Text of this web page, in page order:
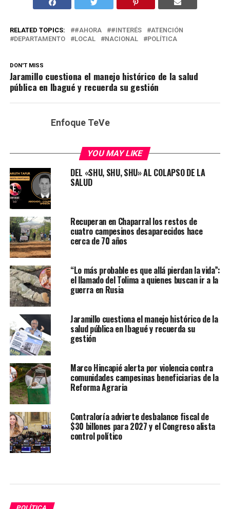
RELATED TOPICS: #AHORA #INTERÉS
ATENCIÓN
DEPARTAMENTO
LOCAL NACIONAL POLÍTICA
DON'T MISS
Jaramillo cuestiona el manejo histórico de la salud
pública en Ibagué y recuerda su gestión
Enfoque TeVe
YOU MAY LIKE
DEL «SHU, SHU, SHU» AL COLAPSO DE LA
SALUD
Recuperan en Chaparral los restos de
cuatro campesinos desaparecidos hace
cerca de 70 años
“Lo más probable es que allá pierdan la vida”:
el llamado del Tolima a quienes buscan ir a la
guerra en Rusia
Jaramillo cuestiona el manejo histórico de la
salud pública en Ibagué y recuerda su
gestión
Marco Hincapié alerta por violencia contra
comunidades campesinas beneficiarias de la
Reforma Agraria
Contraloría advierte desbalance fiscal de
$30 billones para 2027 y el Congreso alista
control político